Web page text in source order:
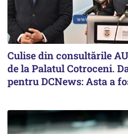
Culise din consultările
de la Palatul Cotroceni.
pentru DCNews: Asta a